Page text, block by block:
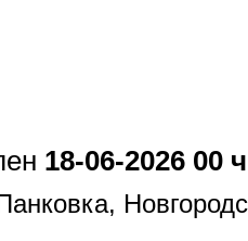
18-06-2026 00 ч